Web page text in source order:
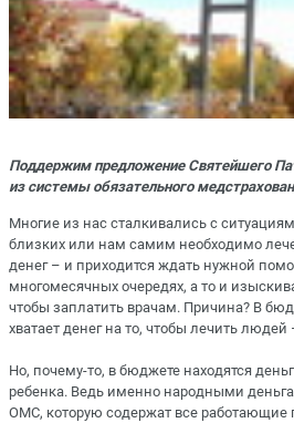
Поддержим предложение Святейшего
из системы обязательного
Многие из нас сталкивались с
близких или нам самим необходимо
денег – и приходится ждать нужной
многомесячных очередях, а то и
чтобы заплатить врачам. Причина? В
хватает денег на то, чтобы лечить
Но, почему-то, в бюджете находятся
ребенка. Ведь именно народными
ОМС, которую содержат все работающие